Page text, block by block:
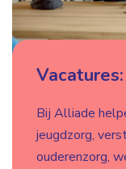
Vacatures:
Bij Alliade
jeugdzorg,
ouderenzorg,